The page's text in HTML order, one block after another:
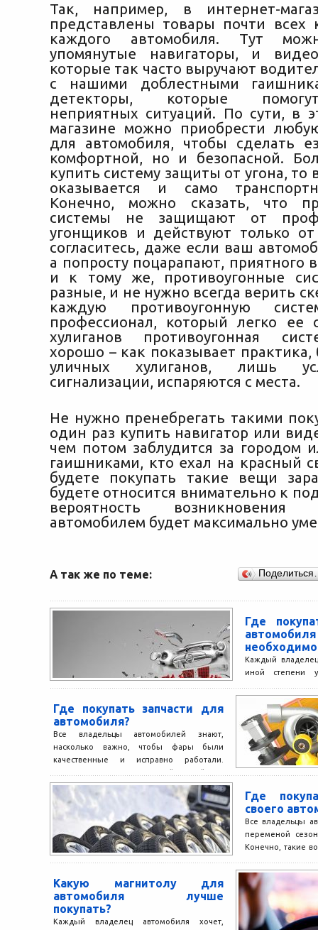
Так, например, в интернет-
представлены товары почти всех
каждого автомобиля. Тут
упомянутые навигаторы, и
которые так часто выручают
с нашими доблестными
детекторы, которые
неприятных ситуаций. По сути, в
магазине можно приобрести
для автомобиля, чтобы сделать
комфортной, но и безопасной.
купить систему защиты от угона, то
оказывается и само
Конечно, можно сказать, что
системы не защищают от
угонщиков и действуют только
согласитесь, даже если ваш
а попросту поцарапают, приятного
и к тому же, противоугонные
разные, и не нужно всегда верить
каждую противоугонную
профессионал, который легко ее
хулиганов противоугонная
хорошо – как показывает практика,
уличных хулиганов, лишь
сигнализации, испаряются с места.
Не нужно пренебрегать такими
один раз купить навигатор или
чем потом заблудится за городом
гаишниками, кто ехал на красный
будете покупать такие вещи
будете относится внимательно к
вероятность
автомобилем будет максимально
А так же по теме:
Где
Каждый
иной степени
не стоит
Где покупать запчасти для
автомобиля?
Все владельцы автомобилей знают,
насколько важно, чтобы фары были
качественные и исправно работали.
Сегодня купить качественный задний или
передний фонарь...
Где
своего
Все владельцы
переменой
Конечно, такие
Какую магнитолу для
автомобиля лучше
покупать?
Каждый владелец автомобиля хочет,